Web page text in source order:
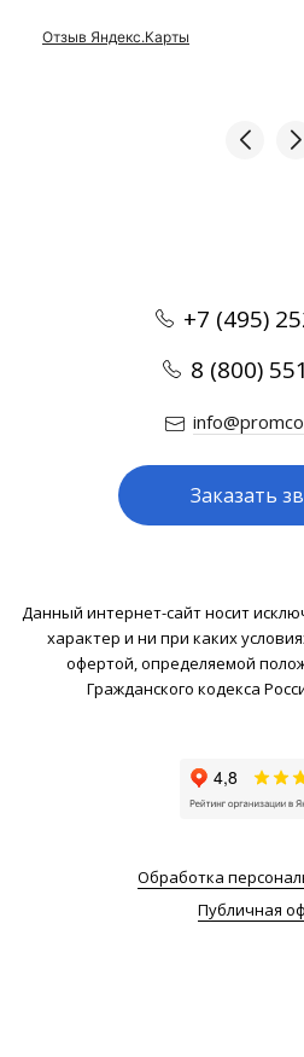
Отзыв Яндекс.Карты
+7 (495)
8 (800)
Заказать
Данный интернет-сайт носит
характер и ни при каких
офертой, определяемой
Гражданского кодекса
Обработка
Публичная